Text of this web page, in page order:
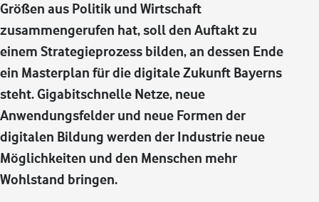
Größen aus Politik und Wirtschaft
zusammengerufen hat, soll den Auftakt zu
einem Strategieprozess bilden, an dessen Ende
ein Masterplan für die digitale Zukunft Bayerns
steht. Gigabitschnelle Netze, neue
Anwendungsfelder und neue Formen der
digitalen Bildung werden der Industrie neue
Möglichkeiten und den Menschen mehr
Wohlstand bringen.